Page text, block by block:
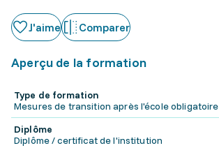
J'aime Comparer
Aperçu de la formation
Type de formation
Mesures de transition après l'école obligatoire
Diplôme
Diplôme / certificat de l'institution